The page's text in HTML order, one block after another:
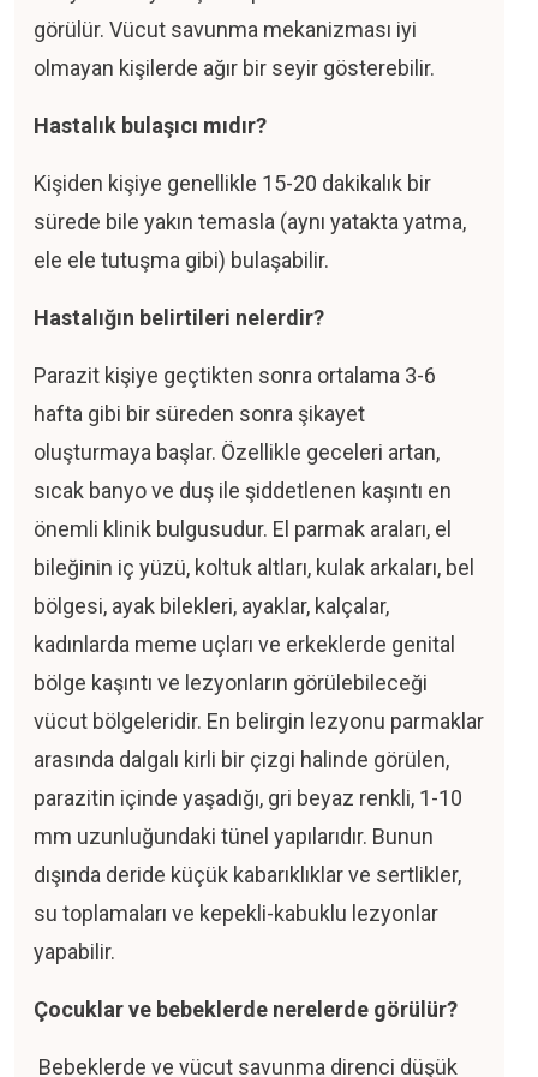
görülür. Vücut savunma mekanizması iyi
olmayan kişilerde ağır bir seyir gösterebilir.
Hastalık bulaşıcı mıdır?
Kişiden kişiye genellikle 15-20 dakikalık bir
sürede bile yakın temasla (aynı yatakta yatma,
ele ele tutuşma gibi) bulaşabilir.
Hastalığın belirtileri nelerdir?
Parazit kişiye geçtikten sonra ortalama 3-6
hafta gibi bir süreden sonra şikayet
oluşturmaya başlar. Özellikle geceleri artan,
sıcak banyo ve duş ile şiddetlenen kaşıntı en
önemli klinik bulgusudur. El parmak araları, el
bileğinin iç yüzü, koltuk altları, kulak arkaları, bel
bölgesi, ayak bilekleri, ayaklar, kalçalar,
kadınlarda meme uçları ve erkeklerde genital
bölge kaşıntı ve lezyonların görülebileceği
vücut bölgeleridir. En belirgin lezyonu parmaklar
arasında dalgalı kirli bir çizgi halinde görülen,
parazitin içinde yaşadığı, gri beyaz renkli, 1-10
mm uzunluğundaki tünel yapılarıdır. Bunun
dışında deride küçük kabarıklıklar ve sertlikler,
su toplamaları ve kepekli-kabuklu lezyonlar
yapabilir.
Çocuklar ve bebeklerde nerelerde görülür?
Bebeklerde ve vücut savunma direnci düşük